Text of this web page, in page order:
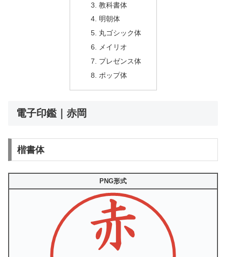
教科書体
明朝体
丸ゴシック体
メイリオ
プレゼンス体
ポップ体
電子印鑑｜赤岡
楷書体
PNG形式